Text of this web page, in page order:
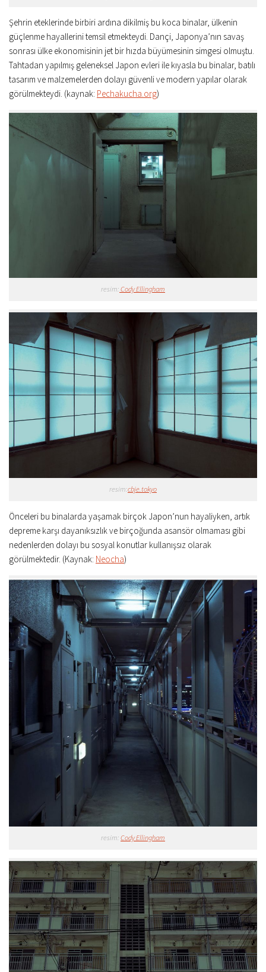
Şehrin eteklerinde birbiri ardına dikilmiş bu koca binalar, ülkenin
güçlenme hayallerini temsil etmekteydi. Dançi, Japonya’nın savaş
sonrası ülke ekonomisinin jet bir hızda büyümesinin simgesi olmuştu.
Tahtadan yapılmış geleneksel Japon evleri ile kıyasla bu binalar, batılı
tasarım ve malzemelerden dolayı güvenli ve modern yapılar olarak
görülmekteydi. (kaynak: Pechakucha.org)
resim: Cody Ellingham
resim:cbje.tokyo
Önceleri bu binalarda yaşamak birçok Japon’nun hayaliyken, artık
depreme karşı dayanıksızlık ve birçoğunda asansör olmaması gibi
nedenlerden dolayı bu sosyal konutlar kullanışsız olarak
görülmektedir. (Kaynak: Neocha)
resim: Cody Ellingham